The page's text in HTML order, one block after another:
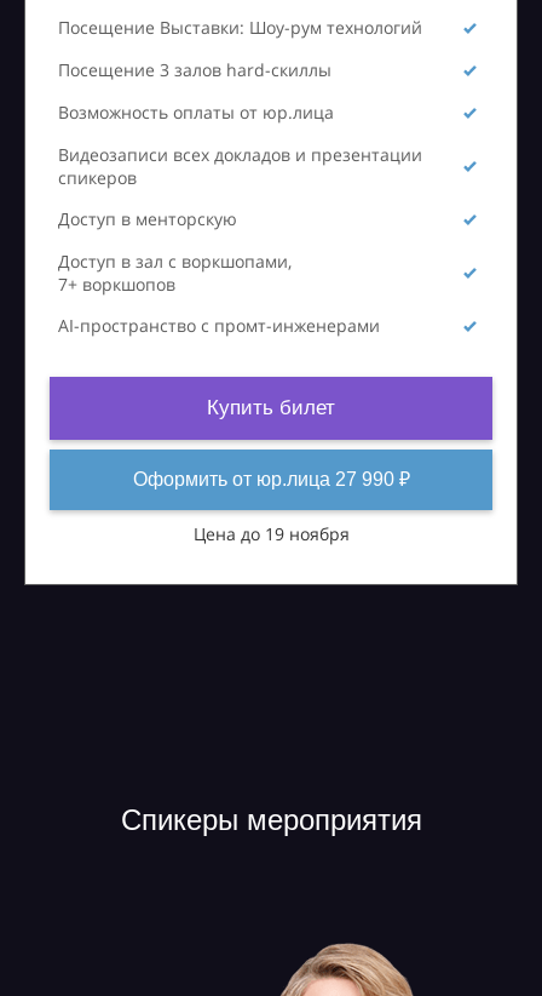
Посещение Выставки: Шоу-рум технологий
Посещение 3 залов hard-скиллы
Возможность оплаты от юр.лица
Видеозаписи всех докладов и презентации
спикеров
Доступ в менторскую
Доступ в зал с воркшопами,
7+ воркшопов
AI-пространство с промт-инженерами
Купить билет
Оформить от юр.лица 27 990 ₽
Цена до 19 ноября
Спикеры мероприятия